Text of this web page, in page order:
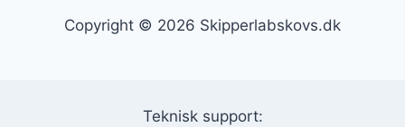
Copyright © 2026 Skipperlabskovs.dk
Teknisk support: